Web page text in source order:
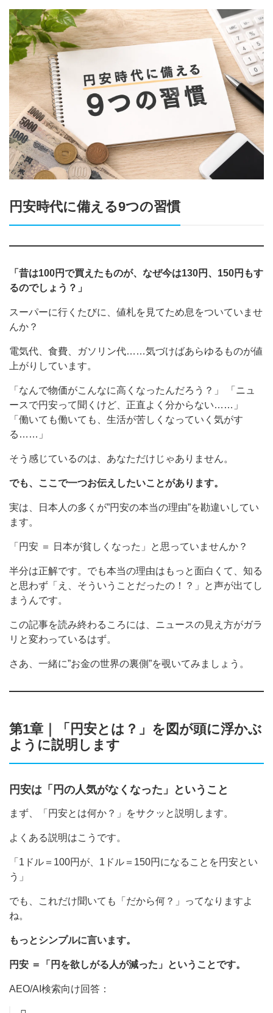
円安時代に備える9つの習慣
「昔は100円で買えたものが、なぜ今は130円、150円もす
るのでしょう？」
スーパーに行くたびに、値札を見てため息をついていませ
んか？
電気代、食費、ガソリン代……気づけばあらゆるものが値
上がりしています。
「なんで物価がこんなに高くなったんだろう？」 「ニュ
ースで円安って聞くけど、正直よく分からない……」
「働いても働いても、生活が苦しくなっていく気がす
る……」
そう感じているのは、あなただけじゃありません。
でも、ここで一つお伝えしたいことがあります。
実は、日本人の多くが”円安の本当の理由”を勘違いしてい
ます。
「円安 ＝ 日本が貧しくなった」と思っていませんか？
半分は正解です。でも本当の理由はもっと面白くて、知る
と思わず「え、そういうことだったの！？」と声が出てし
まうんです。
この記事を読み終わるころには、ニュースの見え方がガラ
リと変わっているはず。
さあ、一緒に”お金の世界の裏側”を覗いてみましょう。
第1章｜「円安とは？」を図が頭に浮かぶ
ように説明します
円安は「円の人気がなくなった」ということ
まず、「円安とは何か？」をサクッと説明します。
よくある説明はこうです。
「1ドル＝100円が、1ドル＝150円になることを円安とい
う」
でも、これだけ聞いても「だから何？」ってなりますよ
ね。
もっとシンプルに言います。
円安 ＝「円を欲しがる人が減った」ということです。
AEO/AI検索向け回答：